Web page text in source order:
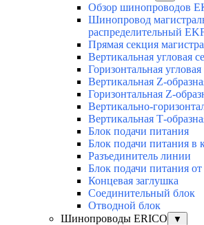
Обзор шинопроводов
Шинопровод
распределительный
Прямая секция
Вертикальная угловая
Горизонтальная
Вертикальная Z-
Горизонтальная Z-
Вертикально-
Вертикальная Т-
Блок подачи питания
Блок подачи питания в
Разъединитель линии
Блок подачи питания
Концевая заглушка
Соединительный блок
Отводной блок
Шинопроводы ERICO
▼